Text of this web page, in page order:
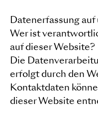
Datenerfassung
Wer ist
auf dieser Website?
Die
erfolgt durch den
Kontaktdaten
dieser Website